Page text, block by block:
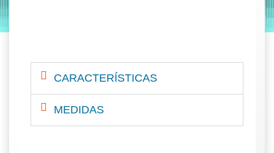
CARACTERÍSTICAS
MEDIDAS